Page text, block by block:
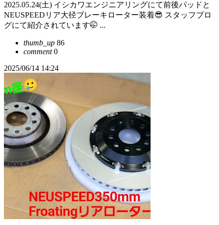
2025.05.24(土) イシカワエンジニアリングにて前後パッドと
NEUSPEEDリア大径ブレーキローター装着😎 スタッフブロ
グにて紹介されています🤭 ...
thumb_up 86
comment0
2025/06/14 14:24